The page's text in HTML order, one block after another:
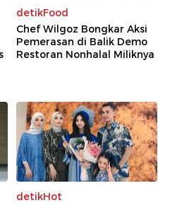
detikFood
Chef Wilgoz Bongkar Aksi
Pemerasan di Balik Demo
Restoran Nonhalal Miliknya
detikHot